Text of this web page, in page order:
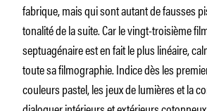
fabrique, mais qui sont autant de fausses
tonalité de la suite. Car le vingt-troisième
septuagénaire est en fait le plus linéaire,
toute sa filmographie. Indice dès les
couleurs pastel, les jeux de lumières et la